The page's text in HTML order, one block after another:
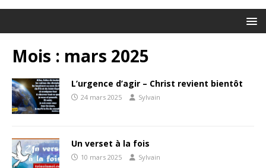
Mois : mars 2025
L’urgence d’agir – Christ revient bientôt
24 mars 2025 Sylvain
Un verset à la fois
10 mars 2025 Sylvain